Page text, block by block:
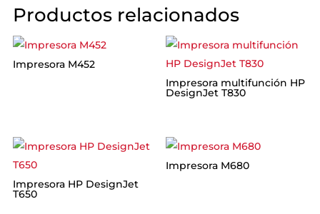
Productos relacionados
Impresora M452
Impresora multifunción HP
DesignJet T830
Impresora HP DesignJet
T650
Impresora M680